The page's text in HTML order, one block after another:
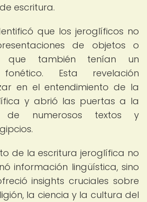
escritura.
que los jeroglíficos no
de objetos o
que también tenían un
Esta revelación
en el entendimiento de la
y abrió las puertas a la
de numerosos textos y
de la escritura jeroglífica no
información lingüística, sino
insights cruciales sobre
la ciencia y la cultura del